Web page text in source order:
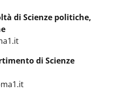
di Scienze politiche,
di Scienze